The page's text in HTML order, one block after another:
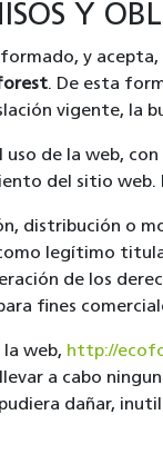
Y
y
. De esta
vigente, la
uso de la web,
del sitio web.
distribución o
legítimo
de los
fines
la web, http://
a cabo
dañar,